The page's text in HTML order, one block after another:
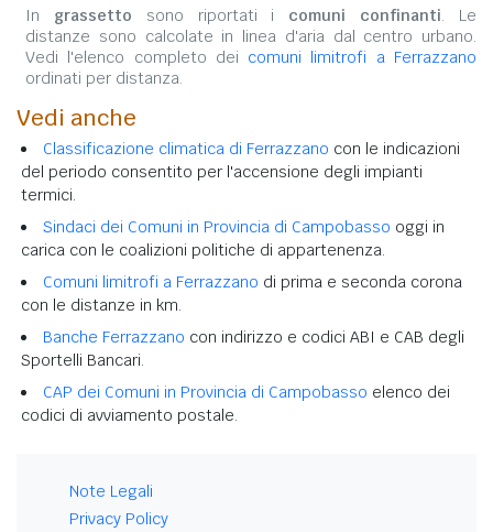
In grassetto sono riportati i comuni confinanti. Le
distanze sono calcolate in linea d'aria dal centro urbano.
Vedi l'elenco completo dei comuni limitrofi a Ferrazzano
ordinati per distanza.
Vedi anche
Classificazione climatica di Ferrazzano con le indicazioni
del periodo consentito per l'accensione degli impianti
termici.
Sindaci dei Comuni in Provincia di Campobasso oggi in
carica con le coalizioni politiche di appartenenza.
Comuni limitrofi a Ferrazzano di prima e seconda corona
con le distanze in km.
Banche Ferrazzano con indirizzo e codici ABI e CAB degli
Sportelli Bancari.
CAP dei Comuni in Provincia di Campobasso elenco dei
codici di avviamento postale.
Note Legali
Privacy Policy